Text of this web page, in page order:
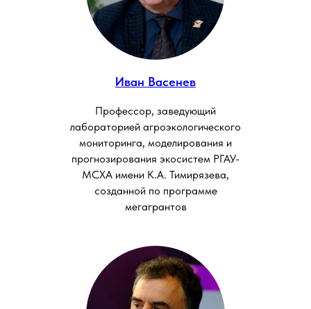
Иван Васенев
Профессор, заведующий
лабораторией агроэкологического
мониторинга, моделирования и
прогнозирования экосистем РГАУ-
МСХА имени К.А. Тимирязева,
созданной по программе
мегагрантов